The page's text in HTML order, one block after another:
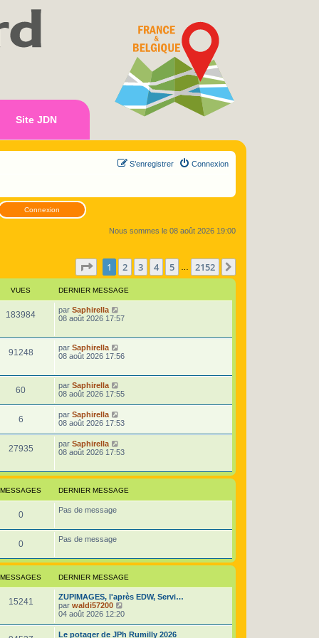
Site JDN
Connexion
S’enregistrer
Connexion
Nous sommes le 08 août 2026 19:00
Page sur2152
1 2 3 4 5 2152
VUES DERNIER MESSAGE
183984V
D
e
e
r
e
s
s
a
g
e
par Saphirella
08 août 2026 17:57
91248V
s
D
e
e
r
m
e
s
s
a
g
e
par Saphirella
08 août 2026 17:56
60V
u
s
D
e
i
e
r
m
e
s
a
g
e
par Saphirella
08 août 2026 17:55
6V
u
s
D
e
i
e
m
s
s
a
par Saphirella
08 août 2026 17:53
27935V
s
D
e
i
r
m
e
s
a
par Saphirella
08 août 2026 17:53
MESSAGES DERNIER MESSAGE
0M
e
a
g
e
Pas de message
0M
e
s
s
g
Pas de message
MESSAGES DERNIER MESSAGE
15241
D
e
r
i
ZUPIMAGES, l'après EDW, Servi…
par waldi57200
o
r
04 août 2026 12:20
DLe potager de JPh Rumilly 2026